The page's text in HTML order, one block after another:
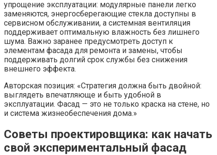
упрощение эксплуатации: модулярные панели легко
заменяются, энергосберегающие стекла доступны в
сервисном обслуживании, а системная вентиляция
поддерживает оптимальную влажность без лишнего
шума. Важно заранее предусмотреть доступ к
элементам фасада для ремонта и замены, чтобы
поддерживать долгий срок службы без снижения
внешнего эффекта.
Авторская позиция: «Стратегия должна быть двойной:
выглядеть впечатляюще и быть удобной в
эксплуатации. Фасад — это не только краска на стене, но
и система жизнеобеспечения дома.»
Советы проектировщика: как начать
свой экспериментальный фасад